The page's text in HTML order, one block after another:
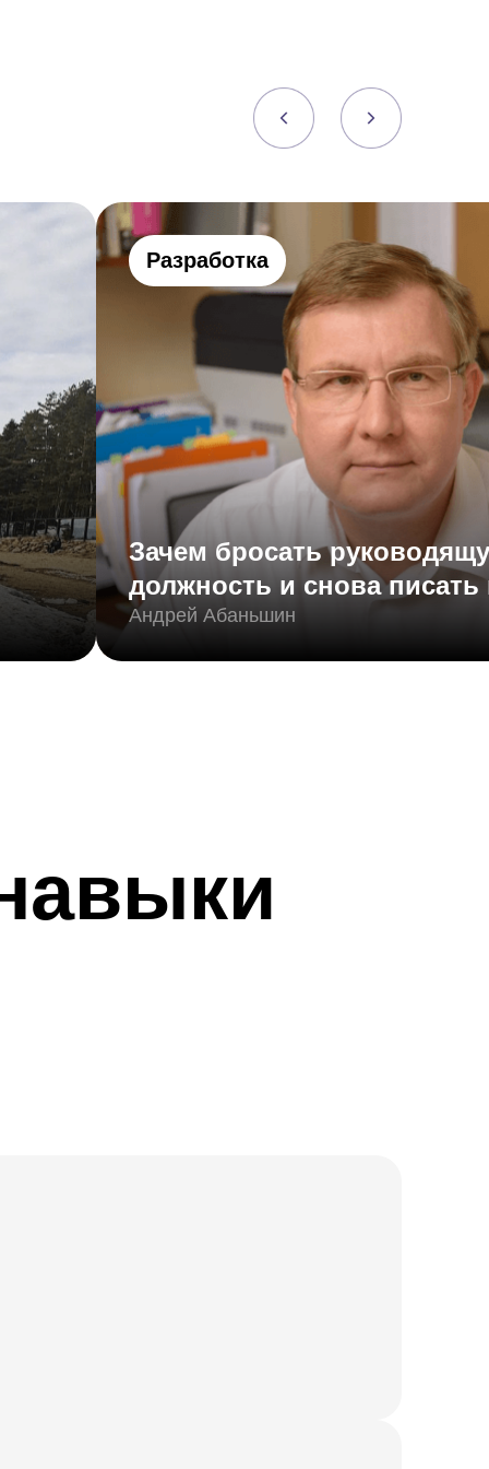
Разработка
Зачем бросать
должность и снова писать
Андрей Абаньшин